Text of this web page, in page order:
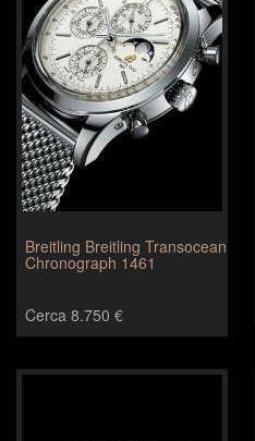
Breitling Breitling Transocean
Chronograph 1461
Cerca 8.750 €